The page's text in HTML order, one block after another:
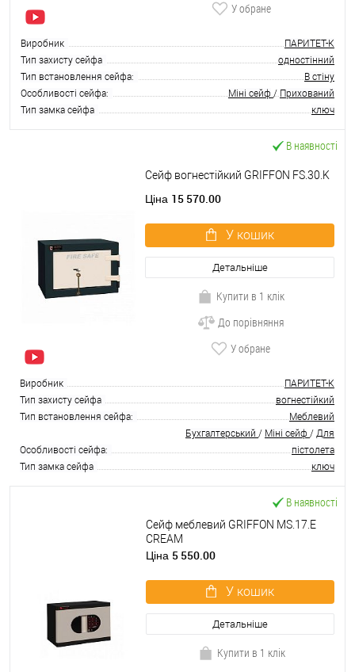
У обране
Виробник
ПАРИТЕТ-К
Тип захисту сейфа
одностінний
Тип встановлення сейфа:
В стіну
Особливості сейфа:
Міні сейф /Прихований
Тип замка сейфа
ключ
В наявності
Сейф вогнестійкий GRIFFON FS.30.K
Ціна 15 570.00
У кошик
Детальніше
Купити в 1 клік
До порівняння
У обране
Виробник
ПАРИТЕТ-К
Тип захисту сейфа
вогнестійкий
Тип встановлення сейфа:
Меблевий
Особливості сейфа:
Бухгалтерський / Міні сейф / Для
пістолета
Тип замка сейфа
ключ
В наявності
Сейф меблевий GRIFFON MS.17.E
CREAM
Ціна 5 550.00
У кошик
Детальніше
Купити в 1 клік